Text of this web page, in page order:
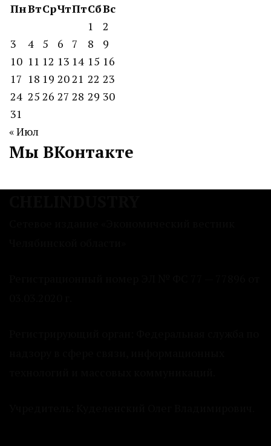
ПнВтСрЧтПтСбВс
1
2
3
4 5 6 7 8
9
10 11 12 13 14 15 16
17 18 19 2021 22 23
24 25 26 27 28 29 30
31
« Июл
Мы ВКонтакте